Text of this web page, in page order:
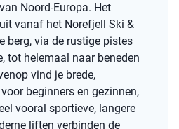
Noord-Europa. Het
vanaf het Norefjell Ski &
berg, via de rustige pistes
tot helemaal naar beneden
vind je brede,
beginners en gezinnen,
vooral sportieve, langere
liften verbinden de